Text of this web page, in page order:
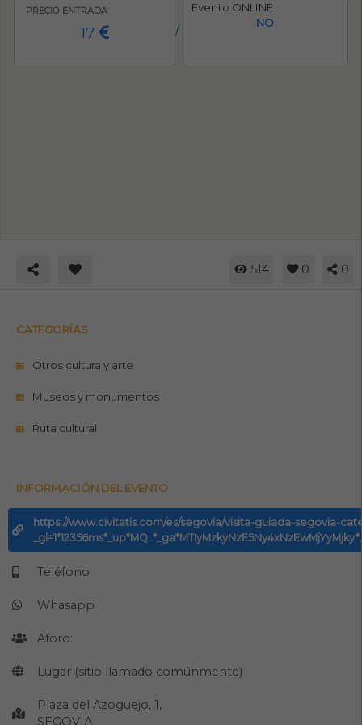
PRECIO ENTRADA
17 /
Evento ONLINE
NO
514 0 0
CATEGORÍAS
Otros cultura y arte
Museos y monumentos
Ruta cultural
INFORMACIÓN DEL EVENTO
https://www.civitatis.com/es/segovia/visita-guiada-segovia-
Teléfono
Whasapp
Aforo:
Lugar (sitio llamado comúnmente)
Plaza del Azoguejo, 1,
SEGOVIA